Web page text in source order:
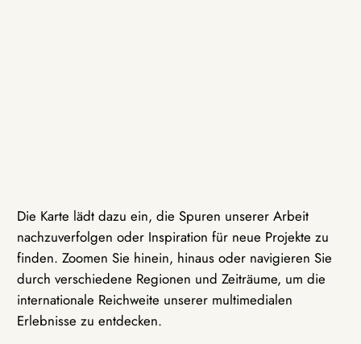
Die Karte lädt dazu ein, die Spuren unserer Arbeit
nachzuverfolgen oder Inspiration für neue Projekte zu
finden. Zoomen Sie hinein, hinaus oder navigieren Sie
durch verschiedene Regionen und Zeiträume, um die
internationale Reichweite unserer multimedialen
Erlebnisse zu entdecken.